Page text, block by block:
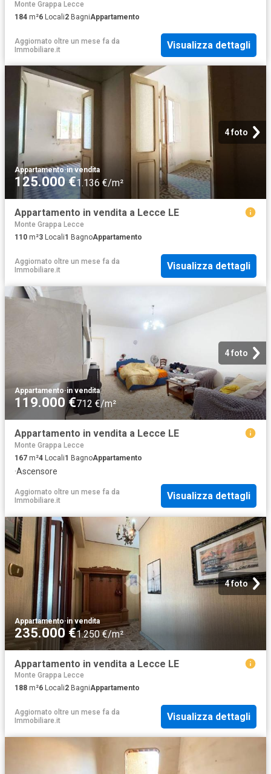
Monte Grappa Lecce
184 m²6 Locali2 BagniAppartamento
Aggiornato oltre un mese fa da
Immobiliare.it
Visualizza dettagli
4 foto
Appartamento·in vendita
125.000 €1.136 €/m²
Appartamento in vendita a Lecce LE
Monte Grappa Lecce
110 m²3 Locali1 BagnoAppartamento
Aggiornato oltre un mese fa da
Immobiliare.it
Visualizza dettagli
4 foto
Appartamento·in vendita
119.000 €712 €/m²
Appartamento in vendita a Lecce LE
Monte Grappa Lecce
167 m²4 Locali1 BagnoAppartamento
·Ascensore
Aggiornato oltre un mese fa da
Immobiliare.it
Visualizza dettagli
4 foto
Appartamento·in vendita
235.000 €1.250 €/m²
Appartamento in vendita a Lecce LE
Monte Grappa Lecce
188 m²6 Locali2 BagniAppartamento
Aggiornato oltre un mese fa da
Immobiliare.it
Visualizza dettagli